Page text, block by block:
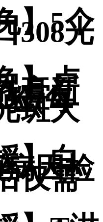
5个
308光
卢
膏新
(每
斑大
白
因检
仅需